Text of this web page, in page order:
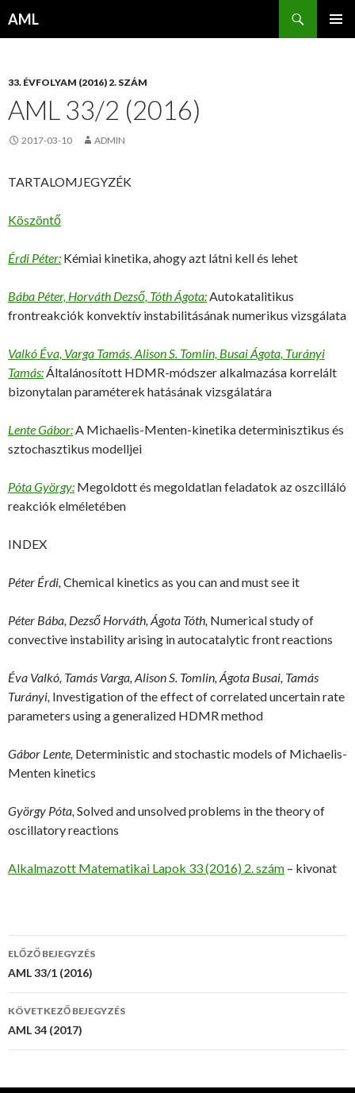
AML
33. ÉVFOLYAM (2016) 2. SZÁM
AML 33/2 (2016)
2017-03-10 ADMIN
TARTALOMJEGYZÉK
Köszöntő
Érdi Péter: Kémiai kinetika, ahogy azt látni kell és lehet
Bába Péter, Horváth Dezső, Tóth Ágota:Autokatalitikus
frontreakciók konvektív instabilitásának numerikus vizsgálata
Valkó Éva, Varga Tamás, Alison S. Tomlin, Busai Ágota, Turányi
Tamás:Általánosított HDMR-módszer alkalmazása korrelált
bizonytalan paraméterek hatásának vizsgálatára
Lente Gábor:A Michaelis-Menten-kinetika determinisztikus és
sztochasztikus modelljei
Póta György: Megoldott és megoldatlan feladatok az oszcilláló
reakciók elméletében
INDEX
Péter Érdi, Chemical kinetics as you can and must see it
Péter Bába, Dezső Horváth, Ágota Tóth, Numerical study of
convective instability arising in autocatalytic front reactions
Éva Valkó, Tamás Varga, Alison S. Tomlin, Ágota Busai, Tamás
Turányi, Investigation of the effect of correlated uncertain rate
parameters using a generalized HDMR method
Gábor Lente, Deterministic and stochastic models of Michaelis-
Menten kinetics
György Póta, Solved and unsolved problems in the theory of
oscillatory reactions
Alkalmazott Matematikai Lapok 33 (2016) 2. szám – kivonat
Bejegyzés
navigáció
ELŐZŐ BEJEGYZÉS
AML 33/1 (2016)
KÖVETKEZŐ BEJEGYZÉS
AML 34 (2017)